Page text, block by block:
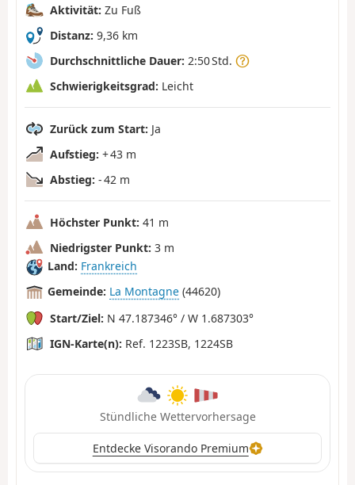
Aktivität: Zu Fuß
Distanz: 9,36 km
Durchschnittliche Dauer: 2:50 Std.
Schwierigkeitsgrad: Leicht
Zurück zum Start: Ja
Aufstieg: + 43 m
Abstieg: - 42 m
Höchster Punkt: 41 m
Niedrigster Punkt: 3 m
Land: Frankreich
Gemeinde: La Montagne (44620)
Start/Ziel: N 47.187346° / W 1.687303°
IGN-Karte(n): Ref. 1223SB, 1224SB
Stündliche Wettervorhersage
Entdecke Visorando Premium